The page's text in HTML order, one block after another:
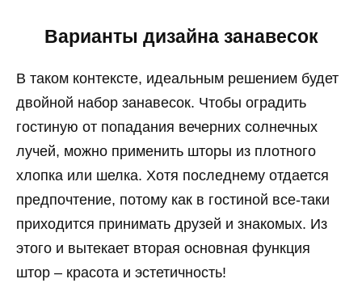
Варианты дизайна занавесок
В таком контексте, идеальным решением будет
двойной набор занавесок. Чтобы оградить
гостиную от попадания вечерних солнечных
лучей, можно применить шторы из плотного
хлопка или шелка. Хотя последнему отдается
предпочтение, потому как в гостиной все-таки
приходится принимать друзей и знакомых. Из
этого и вытекает вторая основная функция
штор – красота и эстетичность!